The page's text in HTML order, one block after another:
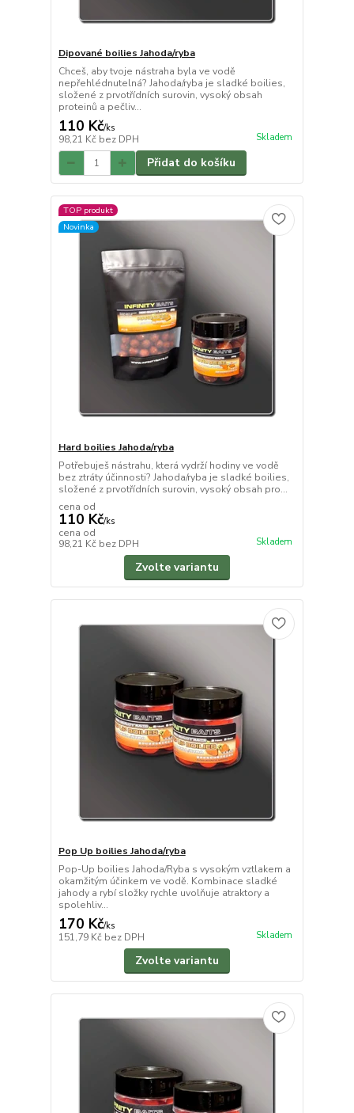
Dipované boilies Jahoda/ryba
Chceš, aby tvoje nástraha byla ve vodě
nepřehlédnutelná? Jahoda/ryba je sladké boilies,
složené z prvotřídních surovin, vysoký obsah
proteinů a pečliv...
110 Kč/ks
98,21 Kč bez DPH Skladem
Přidat do košíku
TOP produkt
Novinka
Hard boilies Jahoda/ryba
Potřebuješ nástrahu, která vydrží hodiny ve vodě
bez ztráty účinnosti? Jahoda/ryba je sladké boilies,
složené z prvotřídních surovin, vysoký obsah pro...
cena od
110 Kč/ks
cena od
98,21 Kč bez DPH Skladem
Zvolte variantu
Pop Up boilies Jahoda/ryba
Pop-Up boilies Jahoda/Ryba s vysokým vztlakem a
okamžitým účinkem ve vodě. Kombinace sladké
jahody a rybí složky rychle uvolňuje atraktory a
spolehliv...
170 Kč/ks
151,79 Kč bez DPH Skladem
Zvolte variantu